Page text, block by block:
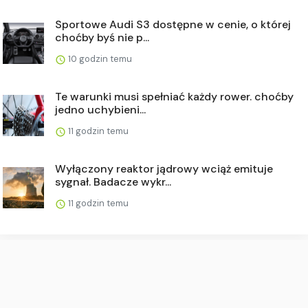
Sportowe Audi S3 dostępne w cenie, o której
choćby byś nie p...
10 godzin temu
Te warunki musi spełniać każdy rower. choćby
jedno uchybieni...
11 godzin temu
Wyłączony reaktor jądrowy wciąż emituje
sygnał. Badacze wykr...
11 godzin temu